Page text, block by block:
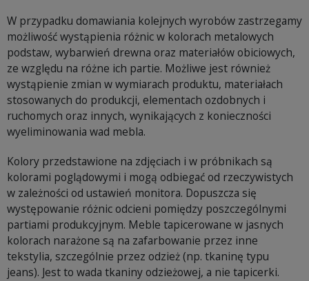
W przypadku domawiania kolejnych wyrobów zastrzegamy
możliwość wystąpienia różnic w kolorach metalowych
podstaw, wybarwień drewna oraz materiałów obiciowych,
ze względu na różne ich partie. Możliwe jest również
wystąpienie zmian w wymiarach produktu, materiałach
stosowanych do produkcji, elementach ozdobnych i
ruchomych oraz innych, wynikających z konieczności
wyeliminowania wad mebla.
Kolory przedstawione na zdjęciach i w próbnikach są
kolorami poglądowymi i mogą odbiegać od rzeczywistych
w zależności od ustawień monitora. Dopuszcza się
występowanie różnic odcieni pomiędzy poszczególnymi
partiami produkcyjnym. Meble tapicerowane w jasnych
kolorach narażone są na zafarbowanie przez inne
tekstylia, szczególnie przez odzież (np. tkaninę typu
jeans). Jest to wada tkaniny odzieżowej, a nie tapicerki.